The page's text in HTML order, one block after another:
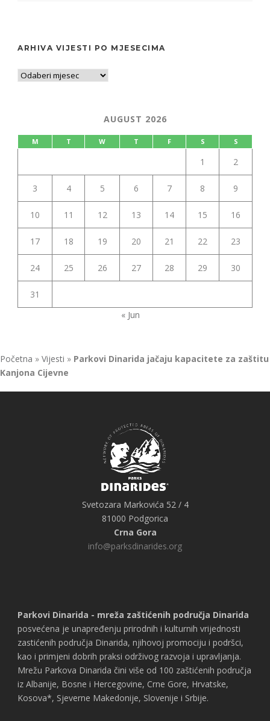
ARHIVA VIJESTI PO MJESECIMA
AUGUST 2026
M T W T F S S
1 2
3 4 5 6 7 8 9
10 11 12 13 14 15 16
17 18 19 20 21 22 23
24 25 26 27 28 29 30
31
« Jun
Početna » Vijesti » Parkovi Dinarida jačaju kapacitete za zaštitu
Kanjona Cijevne
Svetozara Markovića 52 / 4
81000 Podgorica
Crna Gora
info@parksdinarides.org
Parkovi Dinarida - mreža zaštićenih područja Dinarida
posvećena je unapređenju prirodnih i kulturnih vrijednosti
zastićenih područja Dinarida, njihovoj promociju i podršci,
kao i primjeni dobrih praksi održivog razvoja i upravljanja.
Mrežu Parkova Dinarida čini više od 100 zaštićenih područja
iz Albanije, Bosne i Hercegovine, Crne Gore, Hrvatske,
Kosova*, Sjeverne Makedonije, Slovenije i Srbije.